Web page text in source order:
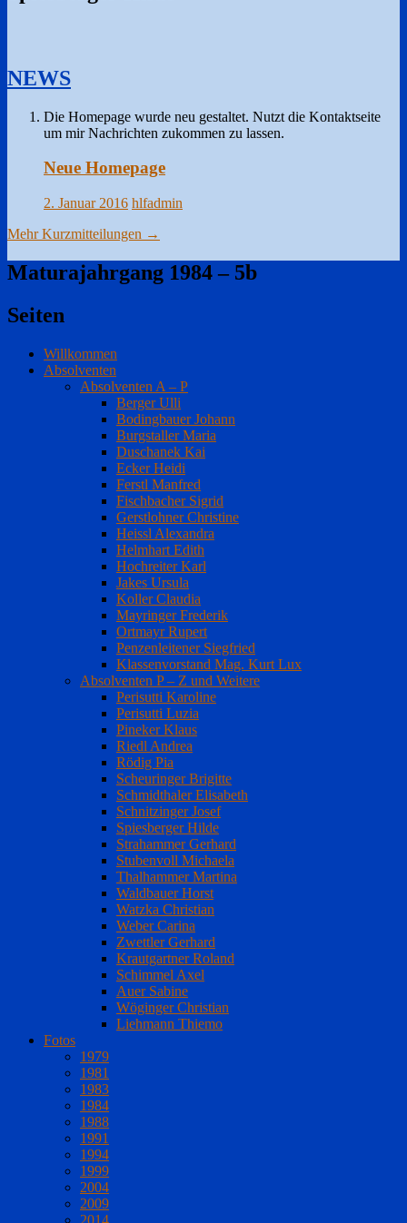
NEWS
Die Homepage wurde neu gestaltet. Nutzt die Kontaktseite
um mir Nachrichten zukommen zu lassen.
Neue Homepage
2. Januar 2016 hlfadmin
Mehr Kurzmitteilungen →
Maturajahrgang 1984 – 5b
Seiten
Willkommen
Absolventen
Absolventen A – P
Berger Ulli
Bodingbauer Johann
Burgstaller Maria
Duschanek Kai
Ecker Heidi
Ferstl Manfred
Fischbacher Sigrid
Gerstlohner Christine
Heissl Alexandra
Helmhart Edith
Hochreiter Karl
Jakes Ursula
Koller Claudia
Mayringer Frederik
Ortmayr Rupert
Penzenleitener Siegfried
Klassenvorstand Mag. Kurt Lux
Absolventen P – Z und Weitere
Perisutti Karoline
Perisutti Luzia
Pineker Klaus
Riedl Andrea
Rödig Pia
Scheuringer Brigitte
Schmidthaler Elisabeth
Schnitzinger Josef
Spiesberger Hilde
Strahammer Gerhard
Stubenvoll Michaela
Thalhammer Martina
Waldbauer Horst
Watzka Christian
Weber Carina
Zwettler Gerhard
Krautgartner Roland
Schimmel Axel
Auer Sabine
Wöginger Christian
Liehmann Thiemo
Fotos
1979
1981
1983
1984
1988
1991
1994
1999
2004
2009
2014